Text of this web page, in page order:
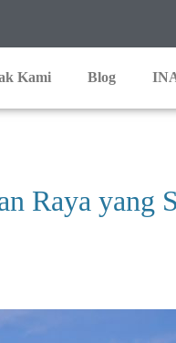
Kami Blog
Raya yang